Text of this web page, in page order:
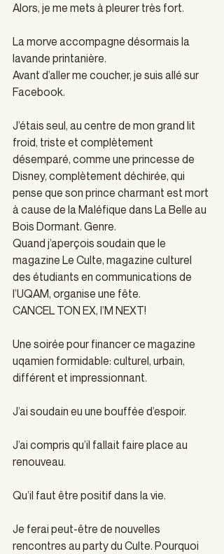
Alors, je me mets à pleurer très fort.
La morve accompagne désormais la
lavande printanière.
Avant d’aller me coucher, je suis allé sur
Facebook.
J’étais seul, au centre de mon grand lit
froid, triste et complètement
désemparé, comme une princesse de
Disney, complètement déchirée, qui
pense que son prince charmant est mort
à cause de la Maléfique dans La Belle au
Bois Dormant. Genre.
Quand j’aperçois soudain que le
magazine Le Culte, magazine culturel
des étudiants en communications de
l’UQAM, organise une fête.
CANCEL TON EX, I’M NEXT!
Une soirée pour financer ce magazine
uqamien formidable: culturel, urbain,
différent et impressionnant.
J’ai soudain eu une bouffée d’espoir.
J’ai compris qu’il fallait faire place au
renouveau.
Qu’il faut être positif dans la vie.
Je ferai peut-être de nouvelles
rencontres au party du Culte. Pourquoi